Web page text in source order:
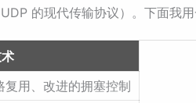
UDP 的现代传输协议）。下面我
用、改进的拥塞控制